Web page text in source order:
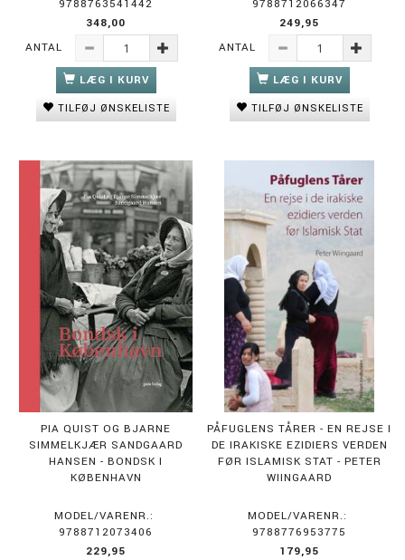
9788763541442
348,00
ANTAL
LÆG I KURV
TILFØJ ØNSKELISTE
9788712066347
249,95
ANTAL
LÆG I KURV
TILFØJ ØNSKELISTE
PIA QUIST OG BJARNE
SIMMELKJÆR SANDGAARD
HANSEN - BONDSK I
KØBENHAVN
MODEL/VARENR.:
9788712073406
229,95
PÅFUGLENS TÅRER - EN REJSE I
DE IRAKISKE EZIDIERS VERDEN
FØR ISLAMISK STAT - PETER
WIINGAARD
MODEL/VARENR.:
9788776953775
179,95